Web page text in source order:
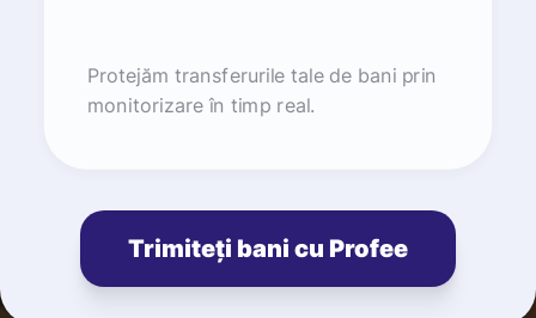
Protejăm transferurile tale de bani prin
monitorizare în timp real.
Trimiteți bani cu Profee